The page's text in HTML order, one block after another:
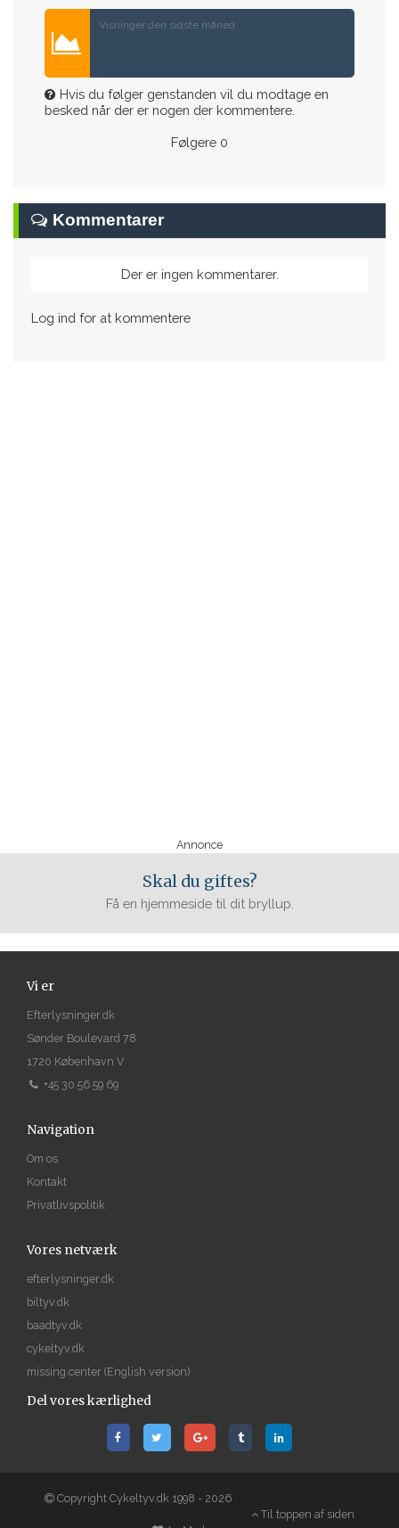
Visninger den sidste måned
Hvis du følger genstanden vil du modtage en
besked når der er nogen der kommentere.
Følgere 0
Kommentarer
Der er ingen kommentarer.
Log ind for at kommentere
Annonce
Skal du giftes?
Få en hjemmeside til dit bryllup.
Vi er
Efterlysninger.dk
Sønder Boulevard 78
1720 København V
+45 30 56 59 69
Navigation
Om os
Kontakt
Privatlivspolitik
Vores netværk
efterlysninger.dk
biltyv.dk
baadtyv.dk
cykeltyv.dk
missing.center (English version)
Del vores kærlighed
Copyright Cykeltyv.dk 1998 - 2026
Til toppen af siden